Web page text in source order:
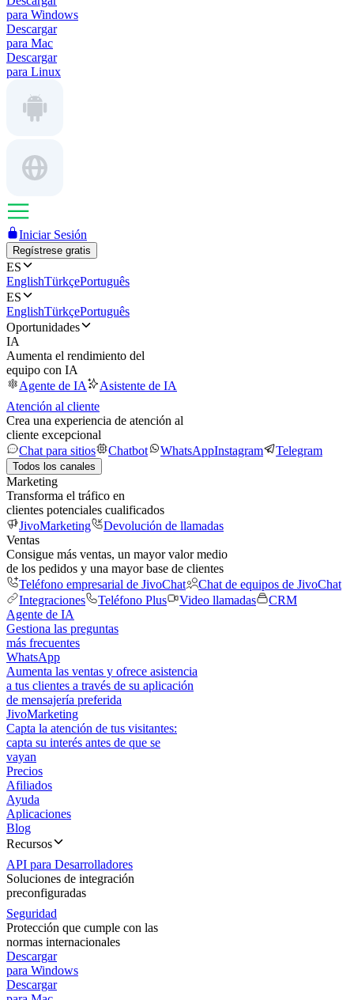
para Windows
Descargar
para Mac
Descargar
para Linux
Iniciar Sesión
Regístrese gratis
ES
EnglishTürkçePortuguês
ES
EnglishTürkçePortuguês
Oportunidades
IA
Aumenta el rendimiento del
equipo con IA
Agente de IA
Asistente de IA
Atención al cliente
Crea una experiencia de atención al
cliente excepcional
Chat para sitios
Chatbot WhatsAppInstagram Telegram
Todos los canales
Marketing
Transforma el tráfico en
clientes potenciales cualificados
JivoMarketing
Devolución de llamadas
Ventas
Consigue más ventas, un mayor valor medio
de los pedidos y una mayor base de clientes
Teléfono empresarial de JivoChat
Chat de equipos de JivoChat
Integraciones
Teléfono Plus Video llamadas
CRM
Agente de IA
Gestiona las preguntas
más frecuentes
WhatsApp
Aumenta las ventas y ofrece asistencia
a tus clientes a través de su aplicación
de mensajería preferida
JivoMarketing
Capta la atención de tus visitantes:
capta su interés antes de que se
vayan
Precios
Afiliados
Ayuda
Aplicaciones
Blog
Recursos
API para Desarrolladores
Soluciones de integración
preconfiguradas
Seguridad
Protección que cumple con las
normas internacionales
Descargar
para Windows
Descargar